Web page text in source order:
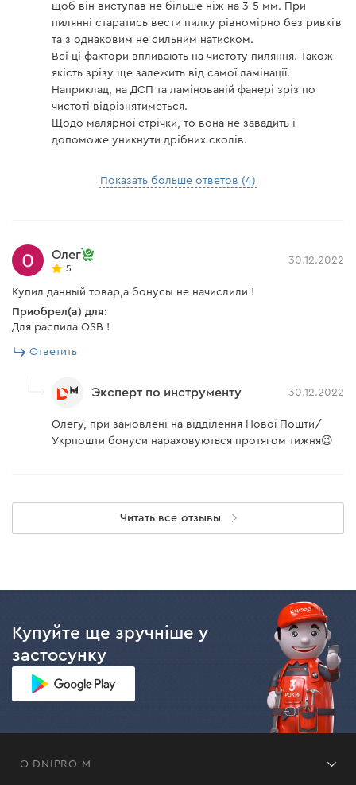
щоб він виступав не більше ніж на 3-5 мм. При
пилянні старатись вести пилку рівномірно без ривків
та з однаковим не сильним натиском.
Всі ці фактори впливають на чистоту пиляння. Також
якість зрізу ще залежить від самої ламінації.
Наприклад, на ДСП та ламінованій фанері зріз по
чистоті відрізнятиметься.
Щодо малярної стрічки, то вона не завадить і
допоможе уникнути дрібних сколів.
Показать больше ответов (4)
Олег
5
30.12.2022
Купил данный товар,а бонусы не начислили !
Приобрел(а) для:
Для распила OSB !
Ответить
Эксперт по инструменту 30.12.2022
Олегу, при замовлені на відділення Нової Пошти/
Укрпошти бонуси нараховуються протягом тижня😉
Читать все отзывы
Купуйте ще зручніше у
застосунку
О DNIPRO-M